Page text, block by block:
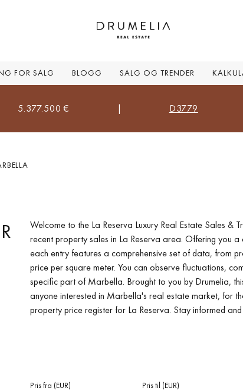
FOR SALG BLOGG SALG OG TRENDER
| D3779 SIERRA
Welcome to the La Reserva Luxury Real Estate Sales &
recent property sales in La Reserva area. Offering you
each entry features a comprehensive set of data, from
price per square meter. You can observe fluctuations,
specific part of Marbella. Brought to you by Drumelia,
anyone interested in Marbella's real estate market, for
property price register for La Reserva. Stay informed
Pris fra (EUR) Pris til (EUR)